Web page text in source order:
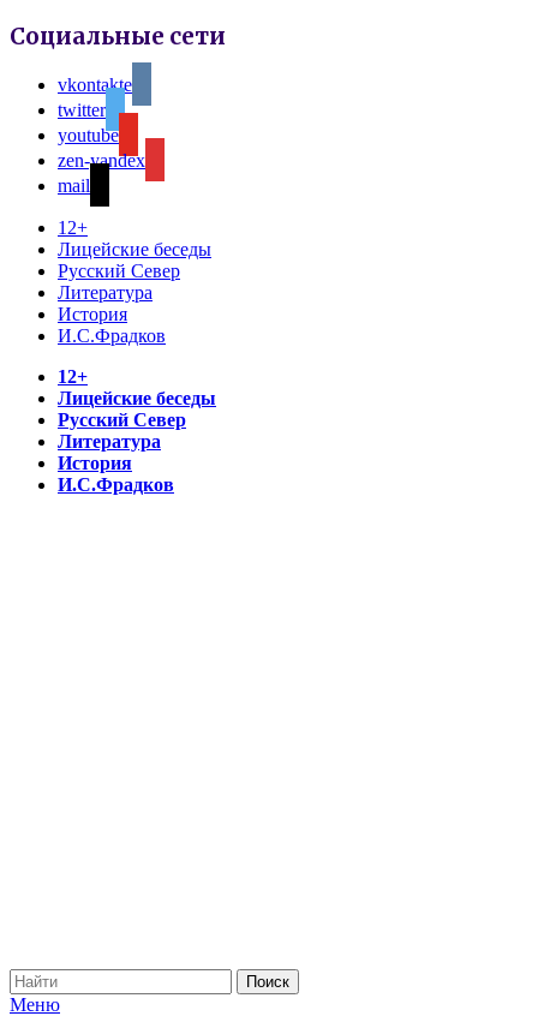
Социальные сети
vkontakte
twitter
youtube
zen-yandex
mail
12+
Лицейские беседы
Русский Север
Литература
История
И.С.Фрадков
12+
Лицейские беседы
Русский Север
Литература
История
И.С.Фрадков
Меню